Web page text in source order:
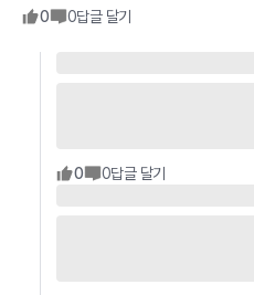
0 0답글 달기
0 0답글 달기